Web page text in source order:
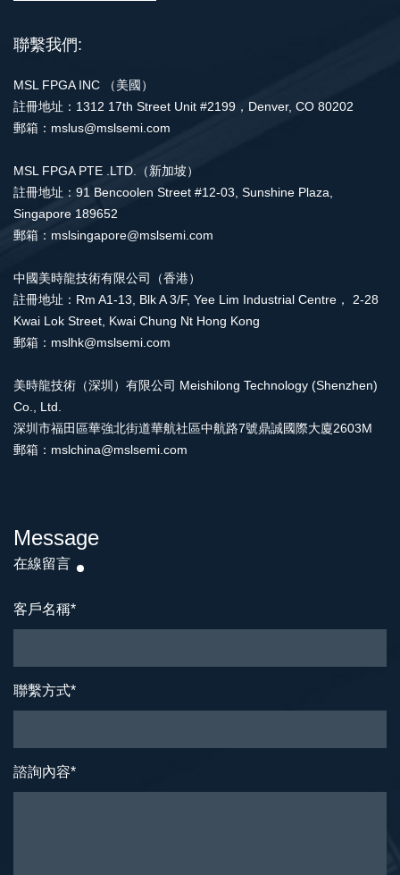
聯繫我們:
MSL FPGA INC （美國）
註冊地址：1312 17th Street Unit #2199，Denver, CO 80202
郵箱：mslus@mslsemi.com
MSL FPGA PTE .LTD.（新加坡）
註冊地址：91 Bencoolen Street #12-03, Sunshine Plaza,
Singapore 189652
郵箱：mslsingapore@mslsemi.com
中國美時龍技術有限公司（香港）
註冊地址：Rm A1-13, Blk A 3/F, Yee Lim Industrial Centre， 2-28
Kwai Lok Street, Kwai Chung Nt Hong Kong
郵箱：mslhk@mslsemi.com
美時龍技術（深圳）有限公司 Meishilong Technology (Shenzhen)
Co., Ltd.
深圳市福田區華強北街道華航社區中航路7號鼎誠國際大廈2603M
郵箱：mslchina@mslsemi.com
Message
在線留言
客戶名稱*
聯繫方式*
諮詢內容*